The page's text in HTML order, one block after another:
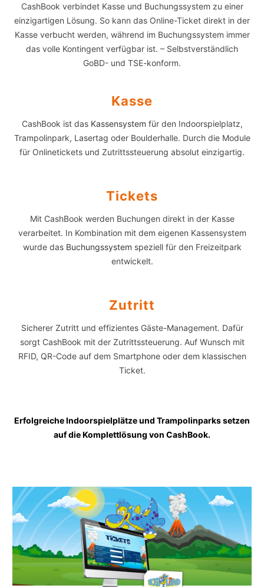
CashBook verbindet Kasse und Buchungssystem zu einer
einzigartigen Lösung. So kann das Online-Ticket direkt in der
Kasse verbucht werden, während im Buchungssystem immer
das volle Kontingent verfügbar ist. – Selbstverständlich
GoBD- und TSE-konform.
Kasse
CashBook ist das Kassensystem für den Indoorspielplatz,
Trampolinpark, Lasertag oder Boulderhalle. Durch die Module
für Onlinetickets und Zutrittssteuerung absolut einzigartig.
Tickets
Mit CashBook werden Buchungen direkt in der Kasse
verarbeitet. In Kombination mit dem eigenen Kassensystem
wurde das Buchungssystem speziell für den Freizeitpark
entwickelt.
Zutritt
Sicherer Zutritt und effizientes Gäste-Management. Dafür
sorgt CashBook mit der Zutrittssteuerung. Auf Wunsch mit
RFID, QR-Code auf dem Smartphone oder dem klassischen
Ticket.
Erfolgreiche Indoorspielplätze und Trampolinparks setzen
auf die Komplettlösung von CashBook.